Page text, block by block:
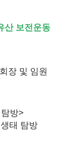
산 보전운동
장 및 임원
방>
태 탐방